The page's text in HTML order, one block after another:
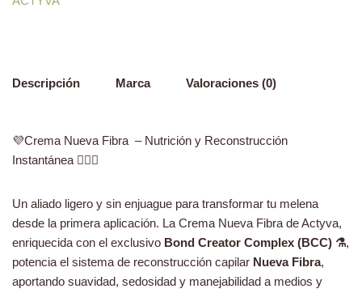
Descripción Marca Valoraciones (0)
💜Crema Nueva Fibra – Nutrición y Reconstrucción
Instantánea 💆‍♀️✨
Un aliado ligero y sin enjuague para transformar tu melena
desde la primera aplicación. La Crema Nueva Fibra de Actyva,
enriquecida con el exclusivo Bond Creator Complex (BCC) ⚗️,
potencia el sistema de reconstrucción capilar Nueva Fibra,
aportando suavidad, sedosidad y manejabilidad a medios y